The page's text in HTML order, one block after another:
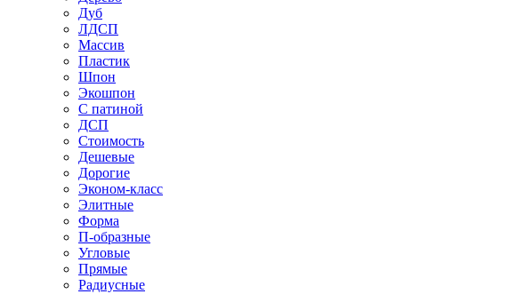
Дуб
ЛДСП
Массив
Пластик
Шпон
Экошпон
С патиной
ДСП
Стоимость
Дешевые
Дорогие
Эконом-класс
Элитные
Форма
П-образные
Угловые
Прямые
Радиусные